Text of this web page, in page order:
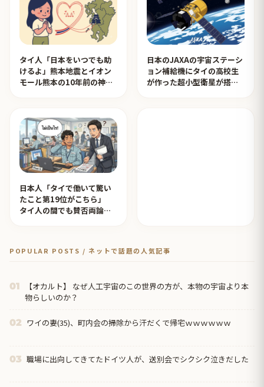
タイ人「日本をいつでも助
けるよ」熊本地震とイオン
モール熊本の10年前の神対
日本のJAXAの宇宙ステーシ
ョン補給機にタイの高校生
が作った超小型衛星が搭載
日本人「タイで働いて驚い
たこと第19位がこちら」
タイ人の間でも賛否両論
POPULAR POSTS / ネットで話題の人気記事
01
【オカルト】 なぜ人工宇宙のこの世界の方が、本物の宇宙より本
物らしいのか？
02 ワイの妻(35)、町内会の掃除から汗だくで帰宅ｗｗｗｗｗｗ
03 職場に出向してきてたドイツ人が、送別会でシクシク泣きだした